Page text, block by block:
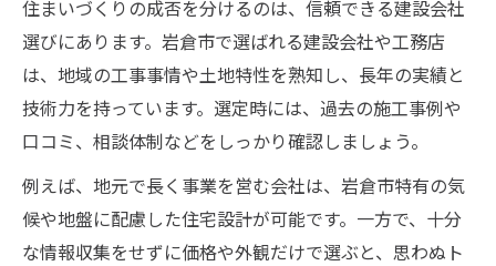
信頼できる建設の選び方を徹底解説
信頼できる建設会社を見極めるチェックポ
イント
建設の評判や実績を知るための情報収集方
中村工務店岩倉など地元建設の特徴と比較
建設プロデュースで安心な住まいを選ぶコ
住まいづくりの成否を分けるのは、信頼できる建設会社
選びにあります。岩倉市で選ばれる建設会社や工務店
は、地域の工事事情や土地特性を熟知し、長年の実績と
技術力を持っています。選定時には、過去の施工事例や
口コミ、相談体制などをしっかり確認しましょう。
例えば、地元で長く事業を営む会社は、岩倉市特有の気
候や地盤に配慮した住宅設計が可能です。一方で、十分
な情報収集をせずに価格や外観だけで選ぶと、思わぬト